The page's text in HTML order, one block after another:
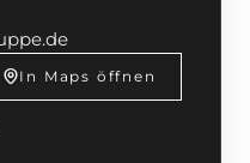
In Maps öffnen